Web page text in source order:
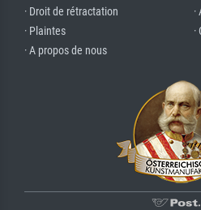
· Droit de rétractation
· Plaintes
· A propos de nous